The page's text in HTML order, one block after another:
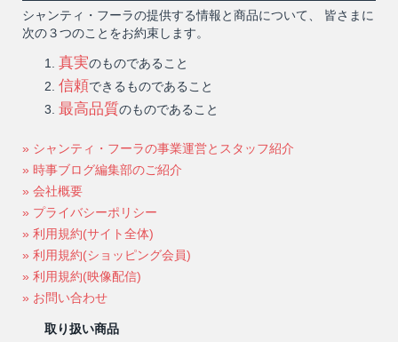
シャンティ・フーラの提供する情報と商品について、 皆さまに
次の３つのことをお約束します。
真実のものであること
信頼できるものであること
最高品質のものであること
» シャンティ・フーラの事業運営とスタッフ紹介
» 時事ブログ編集部のご紹介
» 会社概要
» プライバシーポリシー
» 利用規約(サイト全体)
» 利用規約(ショッピング会員)
» 利用規約(映像配信)
» お問い合わせ
取り扱い商品